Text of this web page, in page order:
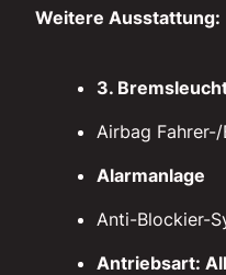
Weitere Ausstattung:
3.
Airbag
Alarmanlage
Anti-Blockier-
Antriebsart: